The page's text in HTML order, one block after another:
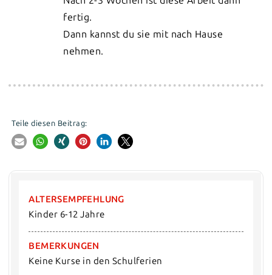
fertig.
Dann kannst du sie mit nach Hause
nehmen.
Teile diesen Beitrag:
ALTERSEMPFEHLUNG
Kinder 6-12 Jahre
BEMERKUNGEN
Keine Kurse in den Schulferien